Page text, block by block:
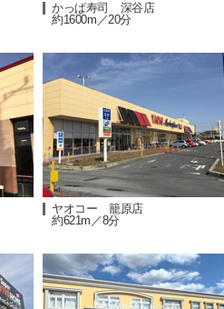
かっぱ寿司 深谷店
約1600m／20分
ヤオコー 籠原店
約621m／8分